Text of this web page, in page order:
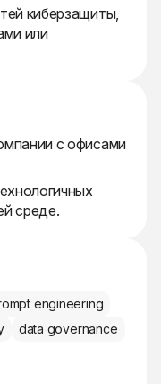
киберзащиты,
или
с офисами
среде.
engineering
data governance